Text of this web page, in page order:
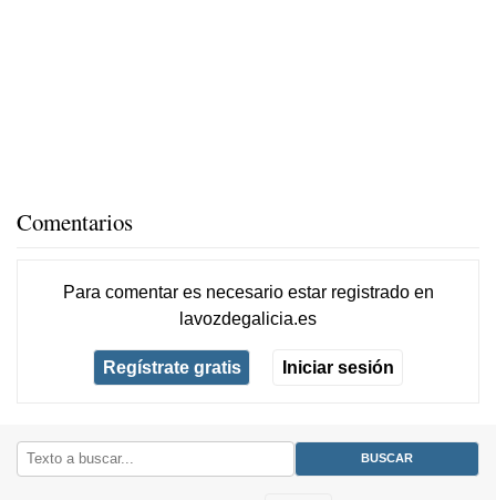
Comentarios
Para comentar es necesario estar registradoen
lavozdegalicia.es
Regístrate gratis Iniciar sesión